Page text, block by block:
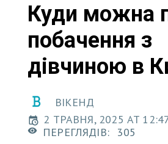
Куди можна
побачення з
дівчиною в
ВІКЕНД
2 ТРАВНЯ, 2025 AT
ПЕРЕГЛЯДІВ:
305